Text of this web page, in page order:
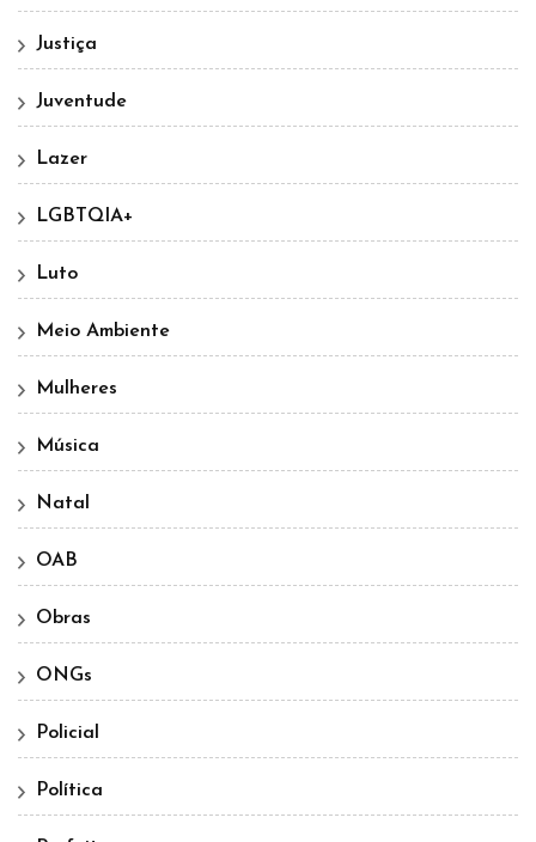
Justiça
Juventude
Lazer
LGBTQIA+
Luto
Meio Ambiente
Mulheres
Música
Natal
OAB
Obras
ONGs
Policial
Política